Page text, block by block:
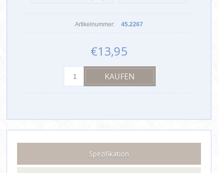
Artikelnummer: 45.2267
€13,95
Spezifikation